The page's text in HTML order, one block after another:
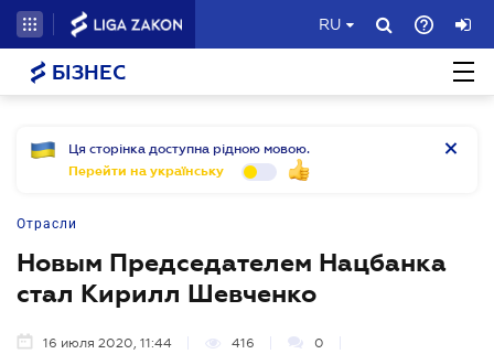
RU
БІЗНЕС
Ця сторінка доступна рідною мовою.
Перейти на українську
Отрасли
Новым Председателем Нацбанка
стал Кирилл Шевченко
16 июля 2020, 11:44 416 0